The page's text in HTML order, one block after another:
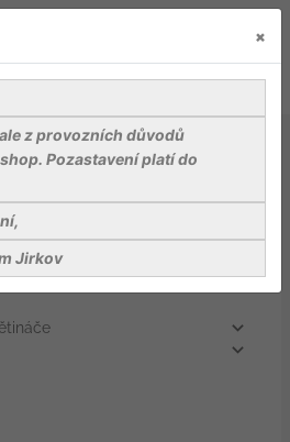
Ostatní
×
z provozních důvodů
Pozastavení platí do
Jirkov